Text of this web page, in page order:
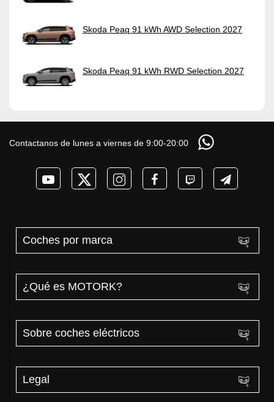
Skoda Peaq 91 kWh AWD Selection 2027
Skoda Peaq 91 kWh RWD Selection 2027
Contactanos de lunes a viernes de 9:00-20:00
Coches por marca
¿Qué es MOTORK?
Sobre coches eléctricos
Legal